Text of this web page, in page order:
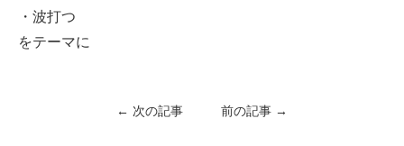
・波打つ
をテーマに
← 次の記事 前の記事 →